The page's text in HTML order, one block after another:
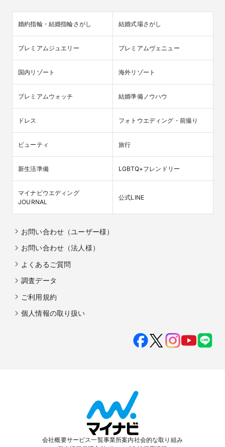
婚約指輪・結婚指輪さがし 結婚式場さがし
プレミアムジュエリー プレミアムヴェニュー
国内リゾート 海外リゾート
プレミアムウォッチ 結婚準備ノウハウ
ドレス フォトウエディング・前撮り
ビューティ 旅行
新生活準備 LGBTQ+フレンドリー
マイナビウエディング
JOURNAL
公式LINE
お問い合わせ（ユーザー様）
お問い合わせ（法人様）
よくあるご質問
調査データ
ご利用規約
個人情報の取り扱い
会社概要サービス一覧事業所案内社会的な取り組み